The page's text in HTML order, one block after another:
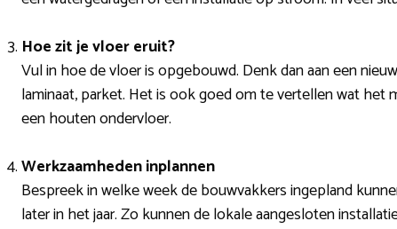
Hoe zit je vloer eruit?
Vul in hoe de vloer is opgebouwd. Denk dan aan een
laminaat, parket. Het is ook goed om te vertellen wat het
een houten ondervloer.
Werkzaamheden inplannen
Bespreek in welke week de bouwvakkers ingepland
later in het jaar. Zo kunnen de lokale aangesloten